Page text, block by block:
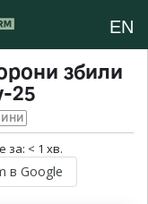
EN
збили
25
за: < 1 хв.
в Google